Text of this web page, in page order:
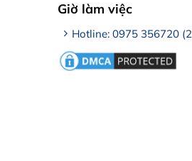
Giờ làm việc
Hotline: 0975 356720